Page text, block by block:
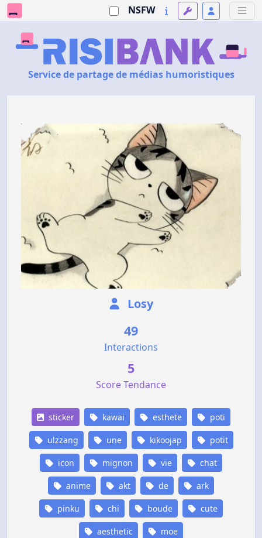
NSFW
Service de partage de médias humoristiques
Losy
49
Interactions
5
Score Tendance
sticker kawai esthete poti
ulzzang une kikoojap potit
icon mignon vie chat
anime akt de ark
pinku chi boude cute
aesthetic moe